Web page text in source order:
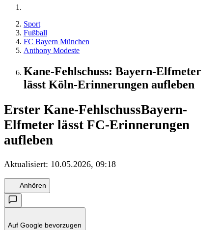
Sport
Fußball
FC Bayern München
Anthony Modeste
Kane-Fehlschuss: Bayern-Elfmeter
lässt Köln-Erinnerungen aufleben
Erster Kane-FehlschussBayern-
Elfmeter lässt FC-Erinnerungen
aufleben
Aktualisiert: 10.05.2026, 09:18
Anhören
Auf Google bevorzugen